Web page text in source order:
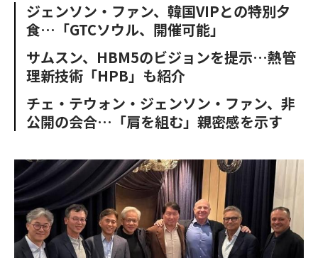
o
o
k
e
u
ジェンソン・ファン、韓国VIPとの特別夕
食…「GTCソウル、開催可能」
サムスン、HBM5のビジョンを提示…熱管
理新技術「HPB」も紹介
チェ・テウォン・ジェンソン・ファン、非
公開の会合…「肩を組む」親密感を示す